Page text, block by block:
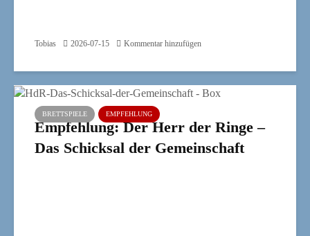
Tobias 2026-07-15 Kommentar hinzufügen
BRETTSPIELE EMPFEHLUNG
Empfehlung: Der Herr der Ringe –
Das Schicksal der Gemeinschaft